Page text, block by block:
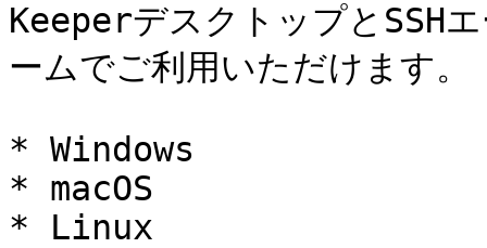
KeeperデスクトップとSSH
ームでご利用いただけます。
* Windows
* macOS
* Linux